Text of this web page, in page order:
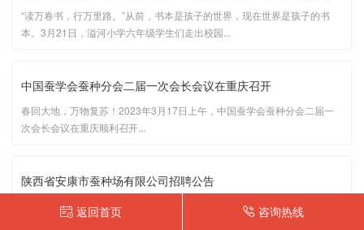
“读万卷书，行万里路。”从前，书本是孩子的世界，现在世界是孩子的书
本。3月21日，溢河小学六年级学生们走出校园...
中国蚕学会蚕种分会二届一次会长会议在重庆召开
春回大地，万物复苏！2023年3月17日上午，中国蚕学会蚕种分会二届一
次会长会议在重庆顺利召开...
陕西省安康市蚕种场有限公司招聘公告
陕西省安康市蚕种场有限公司是市属重点国有企业，位于安康市恒口示范
区，因业务发展需要，现面向社会诚聘工作人员。...
返回首页 咨询热线